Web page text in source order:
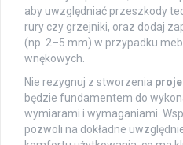
aby uwzględniać przeszkody
rury czy grzejniki, oraz dodaj
(np. 2–5 mm) w przypadku
wnękowych.
Nie rezygnuj z stworzenia
będzie fundamentem do
wymiarami i wymaganiami.
pozwoli na dokładne